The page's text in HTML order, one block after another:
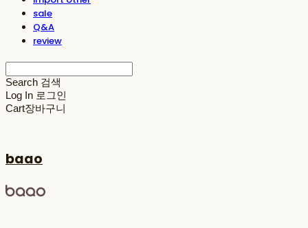
sale
Q&A
review
Search 검색
Log In 로그인
Cart장바구니
baao